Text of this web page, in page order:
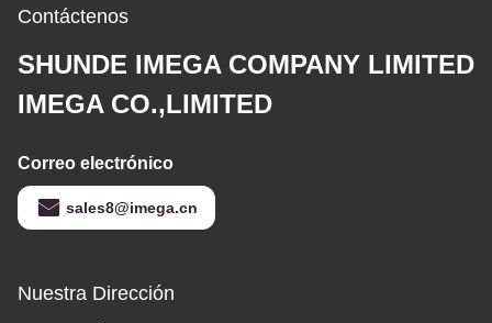
Contáctenos
SHUNDE IMEGA COMPANY LIMITED
IMEGA CO.,LIMITED
Correo electrónico
sales8@imega.cn
Nuestra Dirección